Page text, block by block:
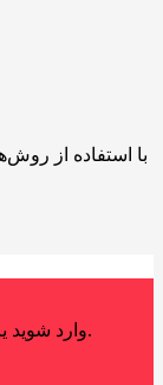
با استفاده از
وارد شوید یا یک حساب کاربری جدید ایجاد کنید.